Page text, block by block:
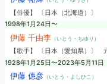
【俳優】 〔日本（北海道）〕
1998年1月24日〜
伊藤 千由李（いとう・ちゆり）
【歌手】 〔日本（愛知県）〕
1928年1月25日〜2023年5月11日
伊藤 僡彦（いとう・よしひこ）